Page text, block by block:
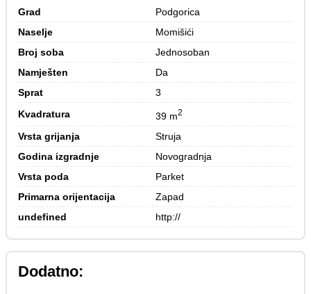
Grad
Podgorica
Naselje
Momišići
Broj soba
Jednosoban
Namješten
Da
Sprat
3
Kvadratura
39 m2
Vrsta grijanja
Struja
Godina izgradnje
Novogradnja
Vrsta poda
Parket
Primarna orijentacija
Zapad
undefined
http://
Dodatno: